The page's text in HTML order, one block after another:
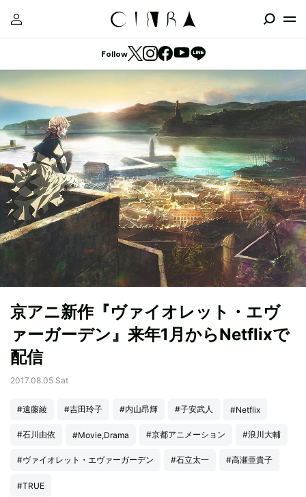
Follow
京アニ新作『ヴァイオレット・エヴ
ァーガーデン』来年1月からNetflixで
配信
2017.08.05 Sat
#遠藤綾 #吉田玲子 #内山昂輝 #子安武人 #Netflix
#石川由依 #Movie,Drama #京都アニメーション #浪川大輔
#ヴァイオレット・エヴァーガーデン #石立太一 #高瀬亜貴子
#TRUE